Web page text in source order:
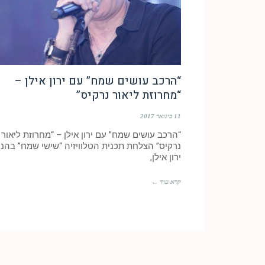
“הרכב עושים שמח” עם ירון אילן –
“מחרוזת ליאור נרקיס”
11 בינואר 2017
“הרכב עושים שמח” עם ירון אילן – “מחרוזת ליאור
נרקיס” הצלחת תכנית הטלוויזיה “שישי שמח”
ירון אילן,
קרא עוד ←